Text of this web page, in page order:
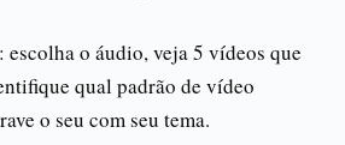
o áudio, veja 5 vídeos que
qual padrão de vídeo
o seu com seu tema.